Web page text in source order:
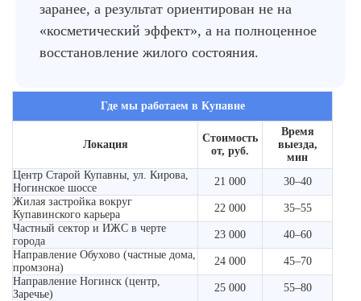
заранее, а результат ориентирован не на
«косметический эффект», а на полноценное
восстановление жилого состояния.
Где мы работаем в Купавне
Локация
Стоимость
от, руб.
Время
выезда,
мин
Центр Старой Купавны, ул. Кирова,
Ногинское шоссе
21 000
30–40
Жилая застройка вокруг
Купавинского карьера
22 000
35–55
Частный сектор и ИЖС в черте
города
23 000
40–60
Направление Обухово (частные дома,
промзона)
24 000
45–70
Направление Ногинск (центр,
Заречье)
25 000
55–80